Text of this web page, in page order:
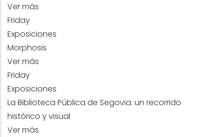
Ver más
Friday
Exposiciones
Morphosis
Ver más
Friday
Exposiciones
La Biblioteca Pública de Segovia: un recorrido
histórico y visual
Ver más